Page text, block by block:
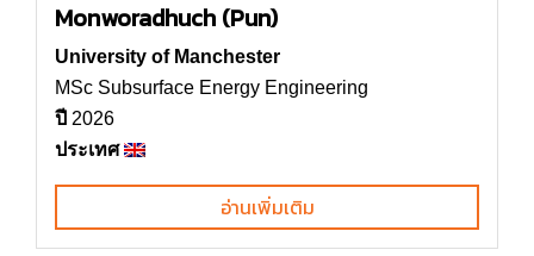
Monworadhuch (Pun)
University of Manchester
MSc Subsurface Energy Engineering
ปี 2026
ประเทศ
อ่านเพิ่มเติม